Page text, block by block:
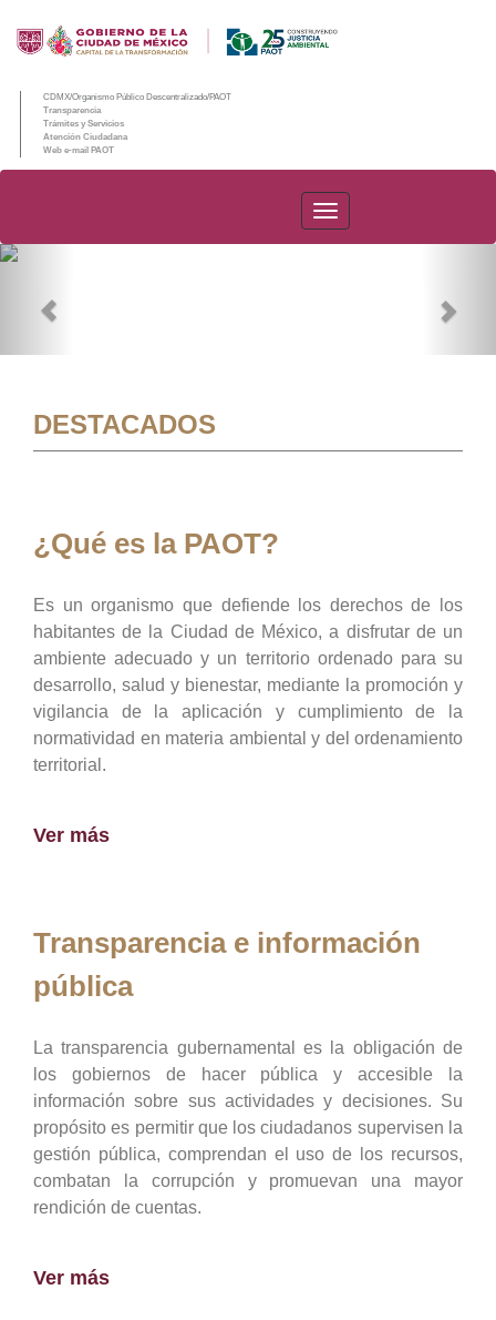
CDMX/Organismo Público Descentralizado/PAOT
Transparencia
Trámites y Servicios
Atención Ciudadana
Web e-mail PAOT
PAOT
DESTACADOS
¿Qué es la PAOT?
Es un organismo que defiende los derechos de los
habitantes de la Ciudad de México, a disfrutar de un
ambiente adecuado y un territorio ordenado para su
desarrollo, salud y bienestar, mediante la promoción y
vigilancia de la aplicación y cumplimiento de la
normatividad en materia ambiental y del ordenamiento
territorial.
Ver más
Transparencia e información
pública
La transparencia gubernamental es la obligación de
los gobiernos de hacer pública y accesible la
información sobre sus actividades y decisiones. Su
propósito es permitir que los ciudadanos supervisen la
gestión pública, comprendan el uso de los recursos,
combatan la corrupción y promuevan una mayor
rendición de cuentas.
Ver más